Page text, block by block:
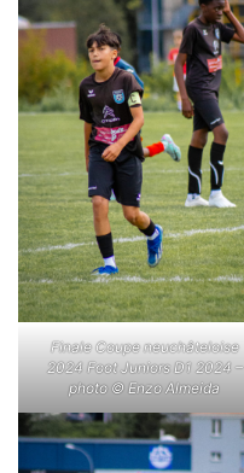
Finale Coupe neuchâteloise
2024 Foot Juniors D1 2024 –
photo © Enzo Almeida